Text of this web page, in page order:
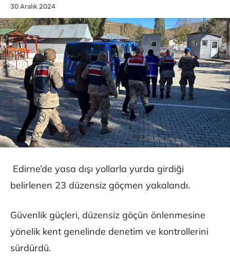
30 Aralık 2024
Edirne’de yasa dışı yollarla yurda girdiği
belirlenen 23 düzensiz göçmen yakalandı.
Güvenlik güçleri, düzensiz göçün önlenmesine
yönelik kent genelinde denetim ve kontrollerini
sürdürdü.